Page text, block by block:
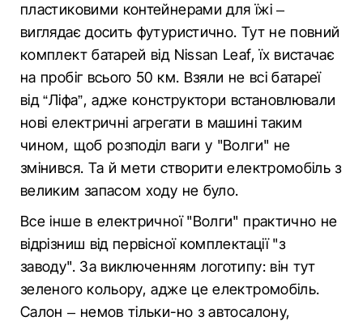
пластиковими контейнерами для їжі –
виглядає досить футуристично. Тут не повний
комплект батарей від Nissan Leaf, їх вистачає
на пробіг всього 50 км. Взяли не всі батареї
від “Ліфа”, адже конструктори встановлювали
нові електричні агрегати в машині таким
чином, щоб розподіл ваги у "Волги" не
змінився. Та й мети створити електромобіль з
великим запасом ходу не було.
Все інше в електричної "Волги" практично не
відрізниш від первісної комплектації "з
заводу". За виключенням логотипу: він тут
зеленого кольору, адже це електромобіль.
Салон – немов тільки-но з автосалону,